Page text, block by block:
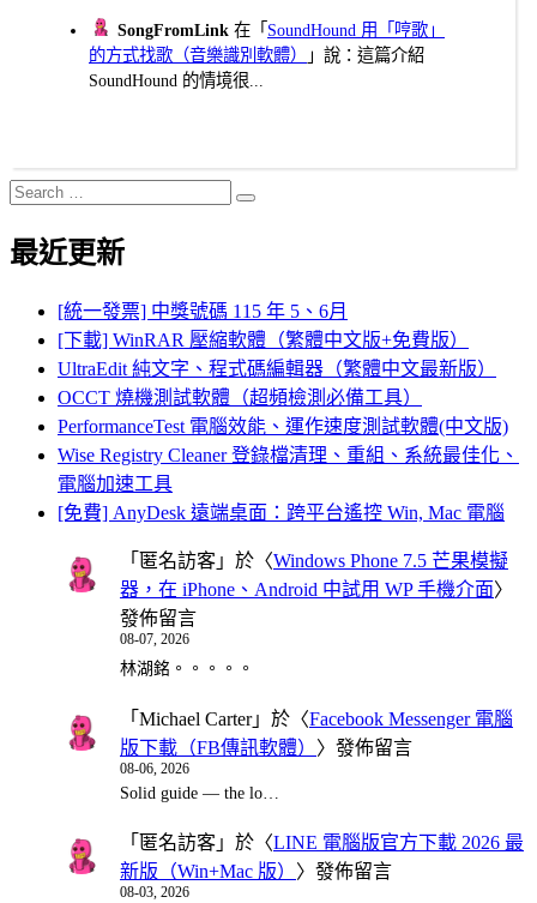
SongFromLink 在「 SoundHound 用「哼歌」
的方式找歌（音樂識別軟體）
」說：這篇介紹
SoundHound 的情境很...
Search
for:
Search
最近更新
[統一發票] 中獎號碼 115 年 5、6月
[下載] WinRAR 壓縮軟體（繁體中文版+免費版）
UltraEdit 純文字、程式碼編輯器（繁體中文最新版）
OCCT 燒機測試軟體（超頻檢測必備工具）
PerformanceTest 電腦效能、運作速度測試軟體(中文版)
Wise Registry Cleaner 登錄檔清理、重組、系統最佳化、
電腦加速工具
[免費] AnyDesk 遠端桌面：跨平台遙控 Win, Mac 電腦
「 匿名訪客 」於〈Windows Phone 7.5 芒果模擬
器，在 iPhone、Android 中試用 WP 手機介面〉
發佈留言
08-07, 2026
林湖銘。。。。。
「 Michael Carter」於〈Facebook Messenger 電腦
版下載（FB傳訊軟體） 〉發佈留言
08-06, 2026
Solid guide — the lo…
「 匿名訪客 」於〈LINE 電腦版官方下載 2026 最
新版（Win+Mac 版） 〉發佈留言
08-03, 2026